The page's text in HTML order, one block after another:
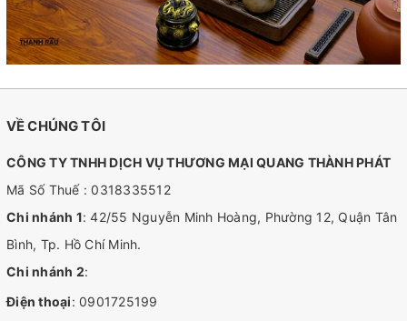
VỀ CHÚNG TÔI
CÔNG TY TNHH DỊCH VỤ THƯƠNG MẠI QUANG THÀNH PHÁT
Mã Số Thuế : 0318335512
Chi nhánh 1: 42/55 Nguyễn Minh Hoàng, Phường 12, Quận Tân
Bình, Tp. Hồ Chí Minh.
Chi nhánh 2:
Điện thoại: 0901725199